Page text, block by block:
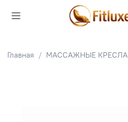
Главная МАССАЖНЫЕ КРЕСЛА